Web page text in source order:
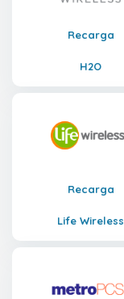
Recarga
H2O
Recarga
Life Wireless